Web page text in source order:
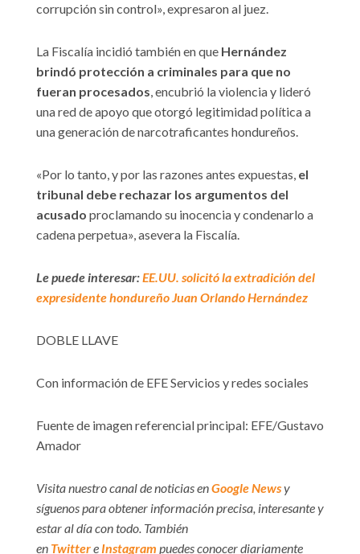
corrupción sin control», expresaron al juez.
La Fiscalía incidió también en que Hernández
brindó protección a criminales para que no
fueran procesados, encubrió la violencia y lideró
una red de apoyo que otorgó legitimidad política a
una generación de narcotraficantes hondureños.
«Por lo tanto, y por las razones antes expuestas, el
tribunal debe rechazar los argumentos del
acusado proclamando su inocencia y condenarlo a
cadena perpetua», asevera la Fiscalía.
Le puede interesar:EE.UU. solicitó la extradición del
expresidente hondureño Juan Orlando Hernández
DOBLE LLAVE
Con información de EFE Servicios y redes sociales
Fuente de imagen referencial principal: EFE/Gustavo
Amador
Visita nuestro canal de noticias enGoogle Newsy
síguenos para obtener información precisa, interesante y
estar al día con todo. También
en Twittere Instagram puedes conocer diariamente